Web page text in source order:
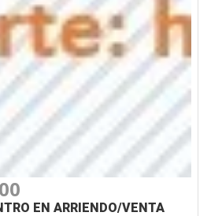
EN ARRIENDO/VENTA